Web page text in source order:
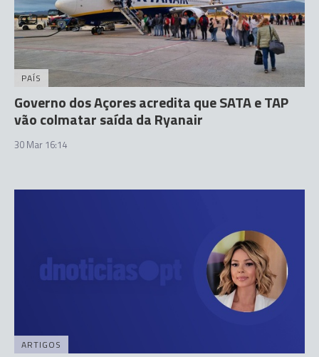
PAÍS
Governo dos Açores acredita que SATA e TAP
vão colmatar saída da Ryanair
30 Mar 16:14
ARTIGOS